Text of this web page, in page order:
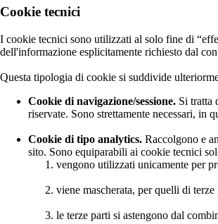
Cookie tecnici
I cookie tecnici sono utilizzati al solo fine di
dell'informazione esplicitamente richiesto dal
Questa tipologia di cookie si suddivide
Cookie di navigazione/sessione. Si tratta
riservate. Sono strettamente necessari,
Cookie di tipo analytics. Raccolgono e
sito. Sono equiparabili ai cookie tecnici
vengono utilizzati unicamente per
viene mascherata, per quelli di
le terze parti si astengono dal